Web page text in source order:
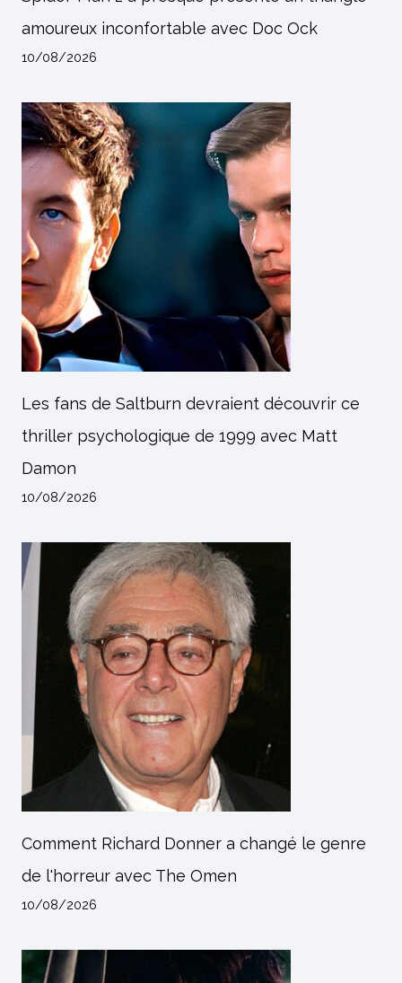
amoureux inconfortable avec Doc Ock
10/08/2026
Les fans de Saltburn devraient découvrir ce
thriller psychologique de 1999 avec Matt
Damon
10/08/2026
Comment Richard Donner a changé le genre
de l'horreur avec The Omen
10/08/2026